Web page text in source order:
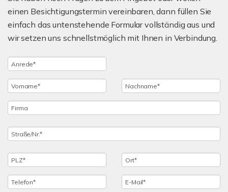
einen Besichtigungstermin vereinbaren, dann füllen Sie
einfach das untenstehende Formular vollständig aus und
wir setzen uns schnellstmöglich mit Ihnen in Verbindung.